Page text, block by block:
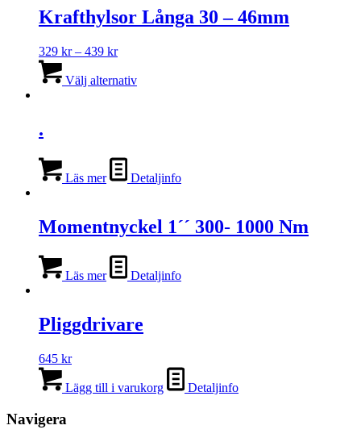
Krafthylsor Långa 30 – 46mm
329 kr – 439 krPrisintervall:
till
Välj alternativhär
alternativen
på
produktsidan
.
Läs mer Detaljinfo
Momentnyckel 1´´ 300- 1000 Nm
Läs mer Detaljinfo
Pliggdrivare
645 kr
Lägg till i varukorg Detaljinfo
Navigera